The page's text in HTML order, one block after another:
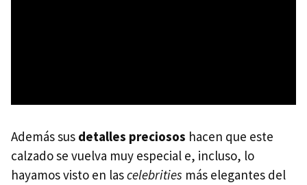
Además sus detalles preciosos hacen que este
calzado se vuelva muy especial e, incluso, lo
hayamos visto en lascelebrities más elegantes del